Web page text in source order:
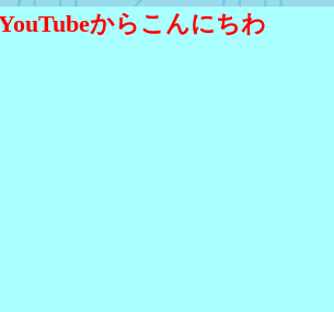
からこんにちわ